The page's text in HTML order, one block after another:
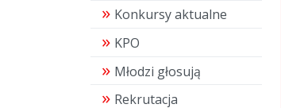
Konkursy aktualne
KPO
Młodzi głosują
Rekrutacja